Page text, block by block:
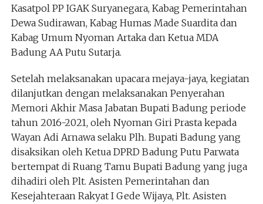
Kasatpol PP IGAK Suryanegara, Kabag Pemerintahan
Dewa Sudirawan, Kabag Humas Made Suardita dan
Kabag Umum Nyoman Artaka dan Ketua MDA
Badung AA Putu Sutarja.
Setelah melaksanakan upacara mejaya-jaya, kegiatan
dilanjutkan dengan melaksanakan Penyerahan
Memori Akhir Masa Jabatan Bupati Badung periode
tahun 2016-2021, oleh Nyoman Giri Prasta kepada
Wayan Adi Arnawa selaku Plh. Bupati Badung yang
disaksikan oleh Ketua DPRD Badung Putu Parwata
bertempat di Ruang Tamu Bupati Badung yang juga
dihadiri oleh Plt. Asisten Pemerintahan dan
Kesejahteraan Rakyat I Gede Wijaya, Plt. Asisten